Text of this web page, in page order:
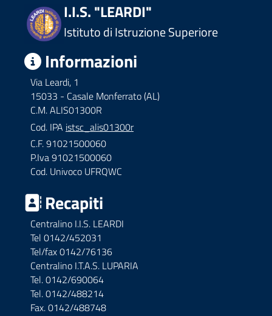
I.I.S. "LEARDI"
Istituto di Istruzione Superiore
Informazioni
Via Leardi, 1
15033 - Casale Monferrato (AL)
C.M. ALIS01300R
Cod. IPA istsc_alis01300r
C.F. 91021500060
P.Iva 91021500060
Cod. Univoco UFRQWC
Recapiti
Centralino I.I.S. LEARDI
Tel 0142/452031
Tel/fax 0142/76136
Centralino I.T.A.S. LUPARIA
Tel. 0142/690064
Tel. 0142/488214
Fax. 0142/488748